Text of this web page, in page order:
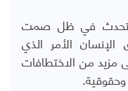
تحدث في ظل صمت
الأمر الذي
من الاختطافات
وحقوقية.